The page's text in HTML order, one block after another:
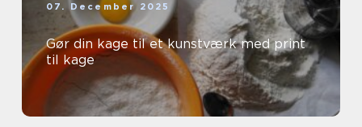
07. December 2025
Gør din kage til et kunstværk med print
til kage